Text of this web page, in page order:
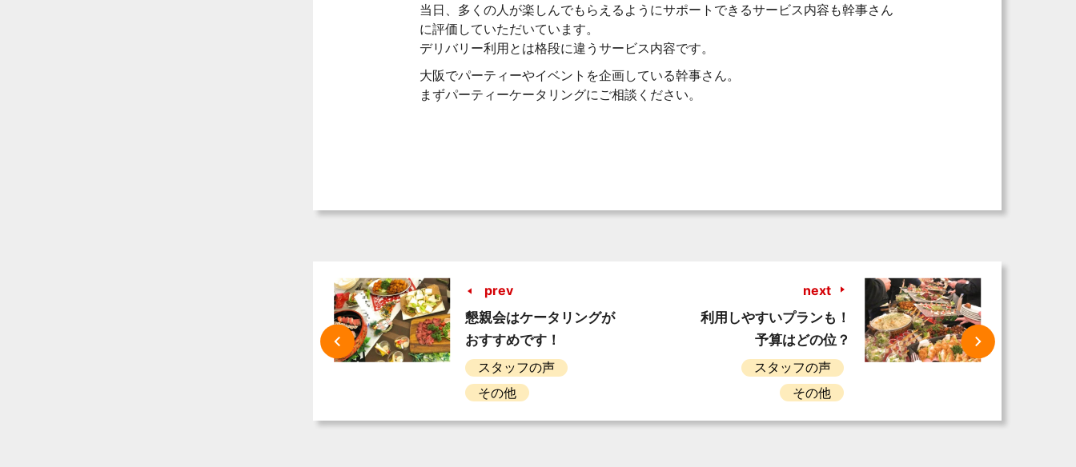
当日、多くの人が楽しんでもらえるようにサポートできるサービス内容も幹事さん
に評価していただいています。
デリバリー利用とは格段に違うサービス内容です。
大阪でパーティーやイベントを企画している幹事さん。
まずパーティーケータリングにご相談ください。
prev
懇親会はケータリングが
おすすめです！
スタッフの声
その他
next
利用しやすいプランも！
予算はどの位？
スタッフの声
その他